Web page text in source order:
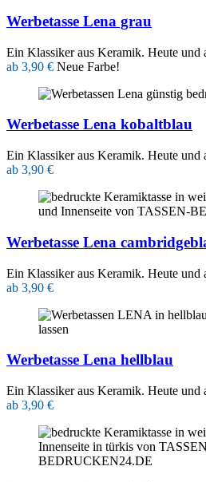
Werbetasse Lena grau
Ein Klassiker aus Keramik. Heute und
ab 3,90 € Neue Farbe!
Werbetasse Lena kobaltblau
Ein Klassiker aus Keramik. Heute und
ab 3,90 €
Werbetasse Lena
Ein Klassiker aus Keramik. Heute und
ab 3,90 €
Werbetasse Lena hellblau
Ein Klassiker aus Keramik. Heute und
ab 3,90 €